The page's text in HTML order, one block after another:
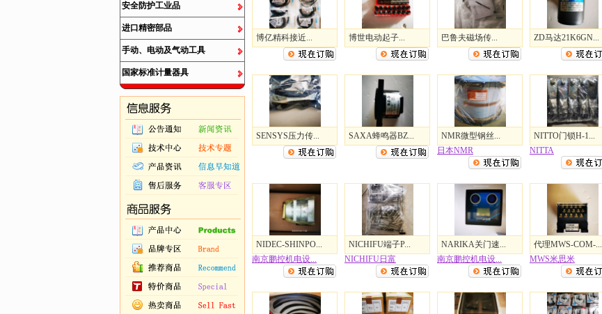
安全防护工业品
进口精密部品
手动、电动及气动工具
国家标准计量器具
博亿精科接近... 博世电动起子... 巴鲁夫磁场传... ZD马达21K6GN...
SENSYS压力传... SAXA蜂鸣器BZ...
NMR微型钢丝...
日本NMR
NITTO门锁H-1...
NITTA
NIDEC-SHINPO...
南京鹏控机电设...
NICHIFU端子P...
NICHIFU日富
NARIKA关门速...
南京鹏控机电设...
代理MWS-COM-...
MWS米思米